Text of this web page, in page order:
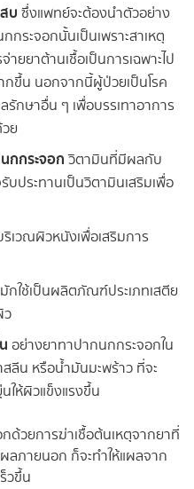
บ ซึ่งแพทย์จะต้องนำตัวอย่าง
กระจอกนั้นเป็นเพราะสาเหตุ
ยยาต้านเชื้อเป็นการเฉพาะไป
กขึ้น นอกจากนี้ผู้ป่วยเป็นโรค
รักษาอื่น ๆ เพื่อบรรเทาอาการ
ย
กกระจอก วิตามินที่มีผลกับ
ประทานเป็นวิตามินเสริมเพื่อ
ริเวณผิวหนังเพื่อเสริมการ
มักใช้เป็นผลิตภัณฑ์ประเภทเสตีย
ว
อย่างยาทาปากนกกระจอกใน
สลีน หรือน้ำมันมะพร้าว ที่จะ
ให้ผิวแข็งแรงขึ้น
ด้วยการฆ่าเชื้อต้นเหตุจากยาที่
ลภายนอก ก็จะทำให้แผลจาก
วขึ้น